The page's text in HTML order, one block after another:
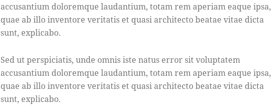
accusantium doloremque laudantium, totam rem aperiam eaque ipsa,
quae ab illo inventore veritatis et quasi architecto beatae vitae dicta
sunt, explicabo.
Sed ut perspiciatis, unde omnis iste natus error sit voluptatem
accusantium doloremque laudantium, totam rem aperiam eaque ipsa,
quae ab illo inventore veritatis et quasi architecto beatae vitae dicta
sunt, explicabo.